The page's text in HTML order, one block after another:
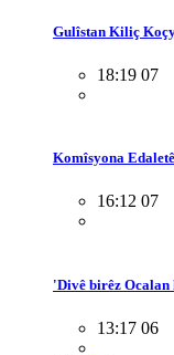
Gulîstan Kiliç
18:19 07
Komîsyona
16:12 07
'Divê birêz
13:17 06